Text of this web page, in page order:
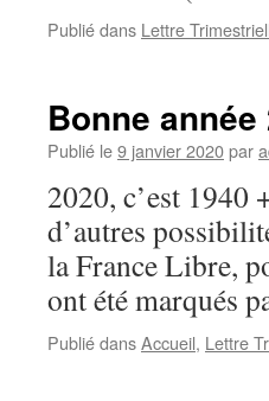
Publié dans Lettre
Bonne année
Publié le9 janvier 2020par
2020, c’est 1940
d’autres
la France Libre,
ont été marqués
Publié dansAccueil, Lettre